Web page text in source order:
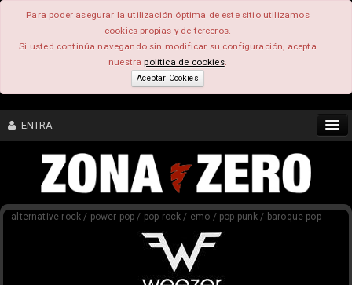
Para poder asegurar la utilización óptima de este sitio utilizamos
cookies propias y de terceros.
Si usted continúa navegando sin modificar su configuración, acepta
nuestrapolítica de cookies.
Aceptar Cookies
ENTRA
CONTENIDO
COMUNIDAD
alternative rock / power pop / pop rock / emo / pop punk / baroque pop